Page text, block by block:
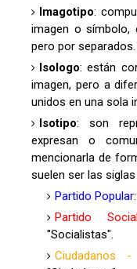
Imagotipo:
imagen o símbolo,
pero por separados.
Isologo: están
imagen, pero a
unidos en una sola
Isotipo: son
expresan o
mencionarla de
suelen ser las
Partido Popular
Partido
"Socialistas".
Ciudadanos